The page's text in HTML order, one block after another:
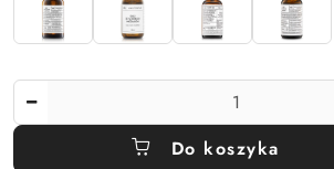
Do koszyka